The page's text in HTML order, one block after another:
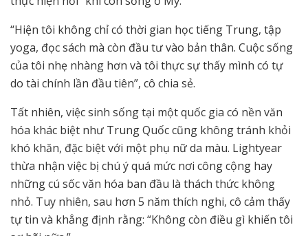
“Hiện tôi không chỉ có thời gian học tiếng Trung, tập
yoga, đọc sách mà còn đầu tư vào bản thân. Cuộc sống
của tôi nhẹ nhàng hơn và tôi thực sự thấy mình có tự
do tài chính lần đầu tiên”, cô chia sẻ.
Tất nhiên, việc sinh sống tại một quốc gia có nền văn
hóa khác biệt như Trung Quốc cũng không tránh khỏi
khó khăn, đặc biệt với một phụ nữ da màu. Lightyear
thừa nhận việc bị chú ý quá mức nơi công cộng hay
những cú sốc văn hóa ban đầu là thách thức không
nhỏ. Tuy nhiên, sau hơn 5 năm thích nghi, cô cảm thấy
tự tin và khẳng định rằng: “Không còn điều gì khiến tôi